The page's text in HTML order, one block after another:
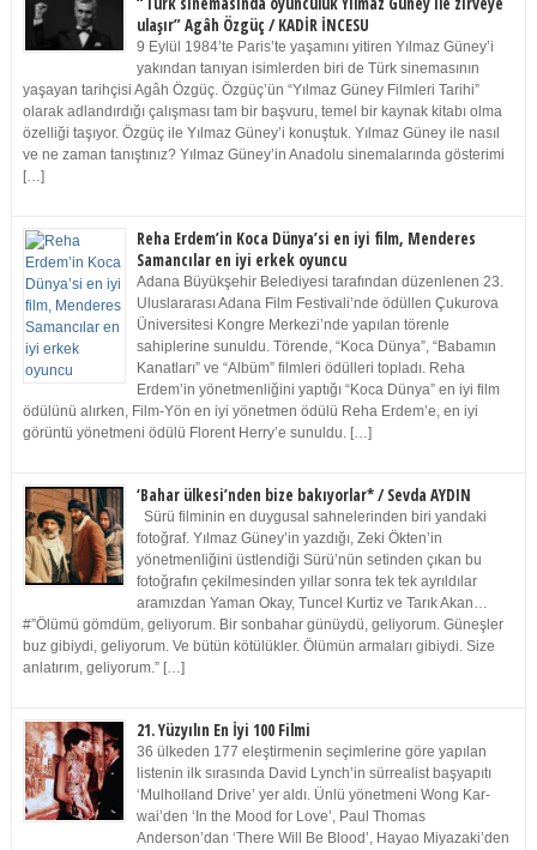
ulaşır” Agâh Özgüç / KADİR İNCESU
9 Eylül 1984’te Paris’te yaşamını yitiren Yılmaz Güney’i
yakından tanıyan isimlerden biri de Türk sinemasının
yaşayan tarihçisi Agâh Özgüç. Özgüç’ün “Yılmaz Güney Filmleri Tarihi”
olarak adlandırdığı çalışması tam bir başvuru, temel bir kaynak kitabı olma
özelliği taşıyor. Özgüç ile Yılmaz Güney’i konuştuk. Yılmaz Güney ile nasıl
ve ne zaman tanıştınız? Yılmaz Güney’in Anadolu sinemalarında gösterimi
[…]
Reha Erdem’in Koca Dünya’si en iyi film, Menderes
Samancılar en iyi erkek oyuncu
Adana Büyükşehir Belediyesi tarafından düzenlenen 23.
Uluslararası Adana Film Festivali’nde ödüllen Çukurova
Üniversitesi Kongre Merkezi’nde yapılan törenle
sahiplerine sunuldu. Törende, “Koca Dünya”, “Babamın
Kanatları” ve “Albüm” filmleri ödülleri topladı. Reha
Erdem’in yönetmenliğini yaptığı “Koca Dünya” en iyi film
ödülünü alırken, Film-Yön en iyi yönetmen ödülü Reha Erdem’e, en iyi
görüntü yönetmeni ödülü Florent Herry’e sunuldu. […]
‘Bahar ülkesi’nden bize bakıyorlar* / Sevda AYDIN
Sürü filminin en duygusal sahnelerinden biri yandaki
fotoğraf. Yılmaz Güney’in yazdığı, Zeki Ökten’in
yönetmenliğini üstlendiği Sürü’nün setinden çıkan bu
fotoğrafın çekilmesinden yıllar sonra tek tek ayrıldılar
aramızdan Yaman Okay, Tuncel Kurtiz ve Tarık Akan…
#”Ölümü gömdüm, geliyorum. Bir sonbahar günüydü, geliyorum. Güneşler
buz gibiydi, geliyorum. Ve bütün kötülükler. Ölümün armaları gibiydi. Size
anlatırım, geliyorum.” […]
21. Yüzyılın En İyi 100 Filmi
36 ülkeden 177 eleştirmenin seçimlerine göre yapılan
listenin ilk sırasında David Lynch’in sürrealist başyapıtı
‘Mulholland Drive’ yer aldı. Ünlü yönetmeni Wong Kar-
wai’den ‘In the Mood for Love’, Paul Thomas
Anderson’dan ‘There Will Be Blood’, Hayao Miyazaki’den